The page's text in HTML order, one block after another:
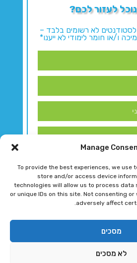
Manage
To provide the best experiences, we use
store and/or access device
technologies will allow us to process data
or unique IDs on this site. Not consenting
adversely affect
מסכים
לא מסכים
לעזור לכם?
לא רשומים בלבד –
ו/או חומר לימודי לא ייענו*